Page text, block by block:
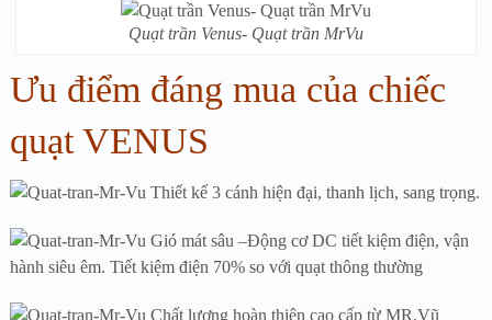
Quạt trần Venus- Quạt trần MrVu
Ưu điểm đáng mua của chiếc
quạt VENUS
Thiết kế 3 cánh hiện đại, thanh lịch, sang trọng.
Gió mát sâu –Động cơ DC tiết kiệm điện, vận
hành siêu êm. Tiết kiệm điện 70% so với quạt thông thường
Chất lượng hoàn thiện cao cấp từ MR.Vũ